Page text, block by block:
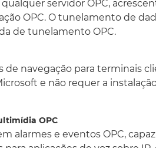
servidor OPC,
OPC. O tunelamento de
de tunelamento OPC.
de navegação para terminais
e não requer a
OPC
alarmes e eventos OPC,